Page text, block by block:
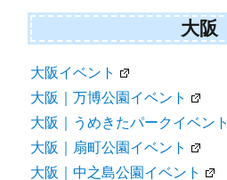
大阪
大阪イベント
大阪｜万博公園イベント
大阪｜うめきたパークイベント
大阪｜扇町公園イベント
大阪｜中之島公園イベント